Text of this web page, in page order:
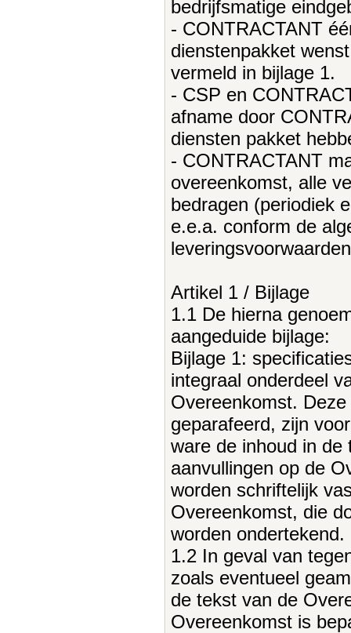
bedrijfsmatige
- CONTRACTANT
dienstenpakket
vermeld in bijlage 1.
- CSP en
afname door
diensten pakket
- CONTRACTANT
overeenkomst, alle
bedragen (periodiek
e.e.a. conform de
Artikel 1 / Bijlage
1.1 De hierna
aangeduide bijlage:
Bijlage 1:
integraal onderdeel
Overeenkomst.
geparafeerd, zijn
ware de inhoud in
aanvullingen op de
worden schriftelijk
Overeenkomst, die
worden ondertekend.
1.2 In geval van
zoals eventueel
de tekst van de
Overeenkomst is